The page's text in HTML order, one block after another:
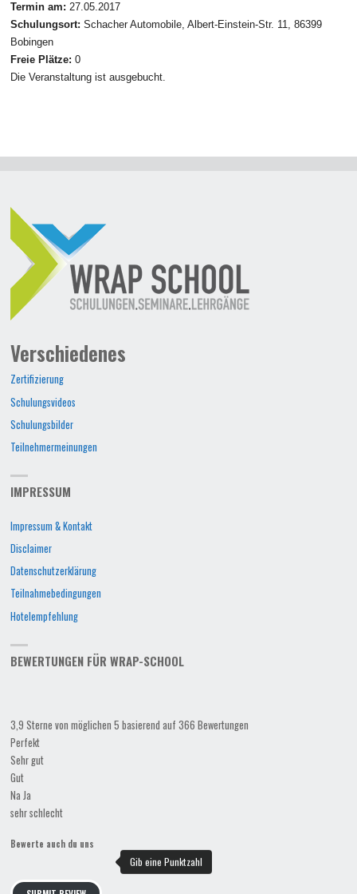
Termin am: 27.05.2017
Schulungsort: Schacher Automobile, Albert-Einstein-Str. 11, 86399
Bobingen
Freie Plätze: 0
Die Veranstaltung ist ausgebucht.
Verschiedenes
Zertifizierung
Schulungsvideos
Schulungsbilder
Teilnehmermeinungen
IMPRESSUM
Impressum & Kontakt
Disclaimer
Datenschutzerklärung
Teilnahmebedingungen
Hotelempfehlung
BEWERTUNGEN FÜR WRAP-SCHOOL
3,9 Sterne von möglichen 5 basierend auf 366 Bewertungen
Perfekt
Sehr gut
Gut
Na Ja
sehr schlecht
Bewerte auch du uns